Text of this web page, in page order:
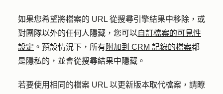
如果您希望將檔案的 URL 從搜尋引擎結果中移除，或
對團隊以外的任何人隱藏，您可以自訂檔案的可見性
設定 。預設情況下，所有 附加到 CRM 記錄的檔案都
是隱私的，並會從搜尋結果中隱藏。
若要使用相同的檔案 URL 以更新版本取代檔案，請瞭